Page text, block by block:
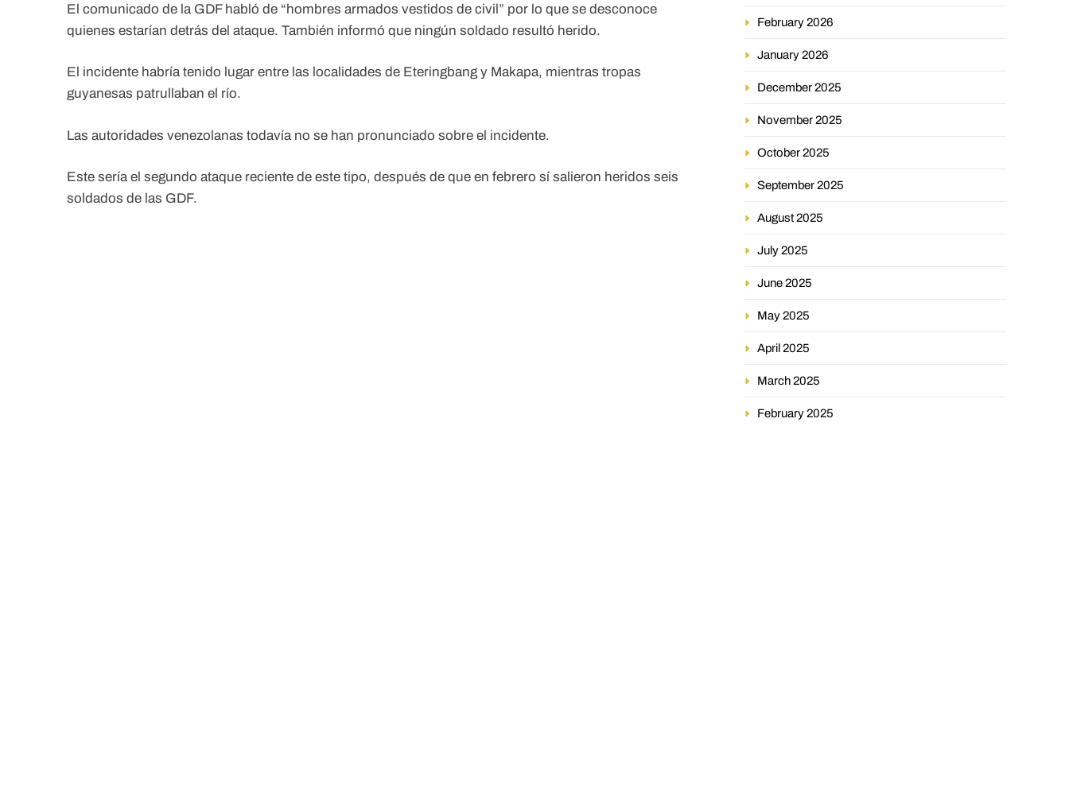
El comunicado de la GDF habló de “hombres armados vestidos de civil” por lo que se desconoce
quienes estarían detrás del ataque. También informó que ningún soldado resultó herido.
El incidente habría tenido lugar entre las localidades de Eteringbang y Makapa, mientras tropas
guyanesas patrullaban el río.
Las autoridades venezolanas todavía no se han pronunciado sobre el incidente.
Este sería el segundo ataque reciente de este tipo, después de que en febrero sí salieron heridos seis
soldados de las GDF.
February 2026
January 2026
December 2025
November 2025
October 2025
September 2025
August 2025
July 2025
June 2025
May 2025
April 2025
March 2025
February 2025